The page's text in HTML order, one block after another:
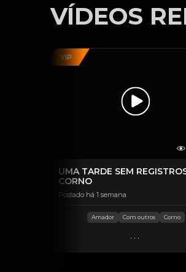
VÍDEOS
VIP
UMA TARDE SEM
CORNO
Postado há 1 semana
Amador Com outros Corno
...